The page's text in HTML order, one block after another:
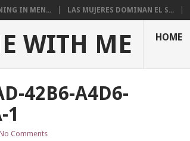
IN MEN... LAS MUJERES DOMINAN EL S...
WITH ME HOME
42B6-A4D6-
1
Comments